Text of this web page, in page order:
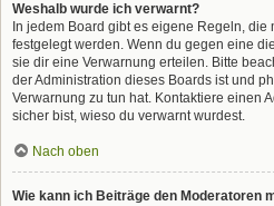
Weshalb wurde ich verwarnt?
In jedem Board gibt es eigene Regeln, die
festgelegt werden. Wenn du gegen eine
sie dir eine Verwarnung erteilen. Bitte
der Administration dieses Boards ist und
Verwarnung zu tun hat. Kontaktiere einen
sicher bist, wieso du verwarnt wurdest.
Nach oben
Wie kann ich Beiträge den Moderatoren